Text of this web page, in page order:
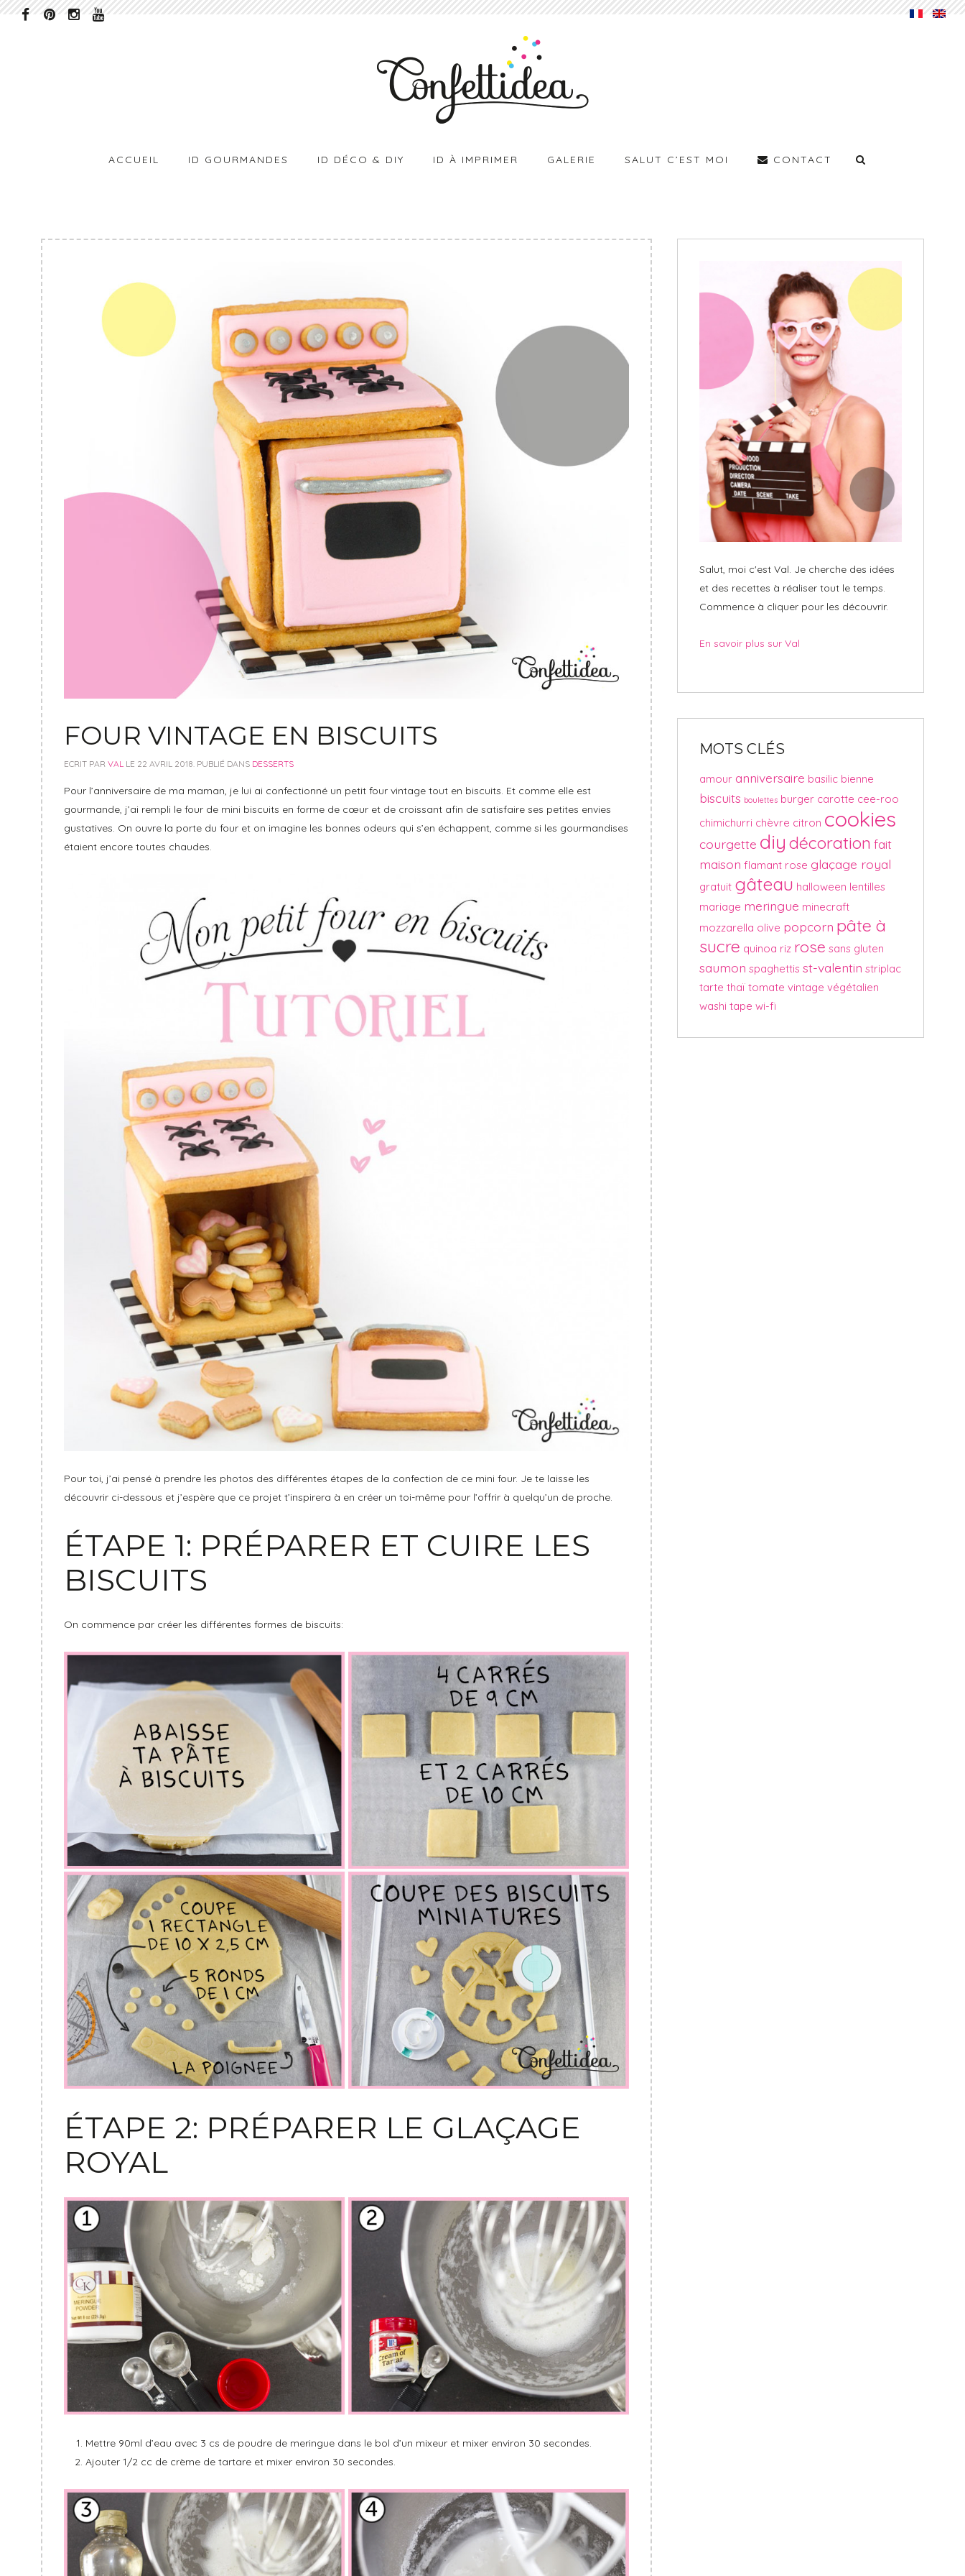
ACCUEIL ID GOURMANDES ID DÉCO & DIY ID À IMPRIMER GALERIE SALUT C’EST MOI CONTACT
FOUR VINTAGE EN BISCUITS
ECRIT PAR VAL LE 22 AVRIL 2018 . PUBLIÉ DANS DESSERTS
Pour l’anniversaire de ma maman, je lui ai confectionné un petit four vintage tout en biscuits. Et comme elle est
gourmande, j’ai rempli le four de mini biscuits en forme de cœur et de croissant afin de satisfaire ses petites envies
gustatives. On ouvre la porte du four et on imagine les bonnes odeurs qui s’en échappent, comme si les gourmandises
étaient encore toutes chaudes.
Pour toi, j’ai pensé à prendre les photos des différentes étapes de la confection de ce mini four. Je te laisse les
découvrir ci-dessous et j’espère que ce projet t’inspirera à en créer un toi-même pour l’offrir à quelqu’un de proche.
ÉTAPE 1: PRÉPARER ET CUIRE LES
BISCUITS
On commence par créer les différentes formes de biscuits:
ÉTAPE 2: PRÉPARER LE GLAÇAGE
ROYAL
Mettre 90ml d’eau avec 3 cs de poudre de meringue dans le bol d’un mixeur et mixer environ 30 secondes.
Ajouter 1/2 cc de crème de tartare et mixer environ 30 secondes.
Salut, moi c'est Val. Je cherche des idées
et des recettes à réaliser tout le temps.
Commence à cliquer pour les découvrir.
En savoir plus sur Val
MOTS CLÉS
amour anniversaire basilic bienne
biscuits boulettes burger carotte cee-roo
chimichurri chèvre citron cookies
courgette diy décoration fait
maison flamant rose glaçage royal
gratuit gâteau halloween lentilles
mariage meringue minecraft
mozzarella olive popcorn pâte à
sucre quinoa riz rose sans gluten
saumon spaghettis st-valentin striplac
tarte thaï tomate vintage végétalien
washi tape wi-fi